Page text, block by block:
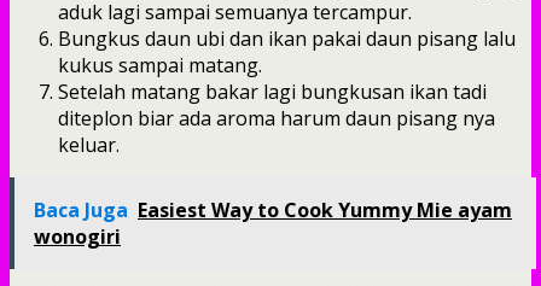
aduk lagi sampai semuanya tercampur.
Bungkus daun ubi dan ikan pakai daun pisang lalu
kukus sampai matang.
Setelah matang bakar lagi bungkusan ikan tadi
diteplon biar ada aroma harum daun pisang nya
keluar.
Baca Juga Easiest Way to Cook Yummy Mie ayam
wonogiri